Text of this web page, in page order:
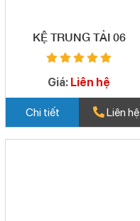
KỆ TRUNG TẢI 06
Giá: Liên hệ
Chi tiết Liên hệ